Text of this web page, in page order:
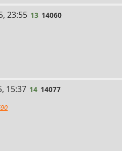
23:55 13 14060
15:37 14 14077